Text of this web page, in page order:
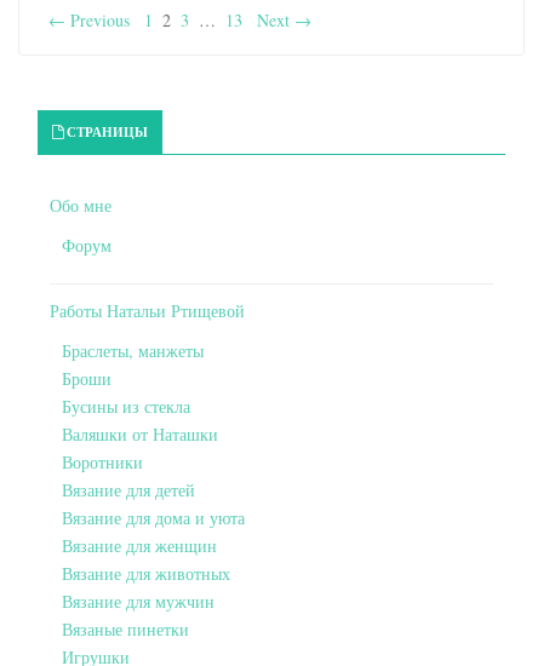
← Previous 1 2 3 … 13 Next →
Primary Sidebar
СТРАНИЦЫ
Обо мне
Форум
Работы Натальи Ртищевой
Браслеты, манжеты
Броши
Бусины из стекла
Валяшки от Наташки
Воротники
Вязание для детей
Вязание для дома и уюта
Вязание для женщин
Вязание для животных
Вязание для мужчин
Вязаные пинетки
Игрушки